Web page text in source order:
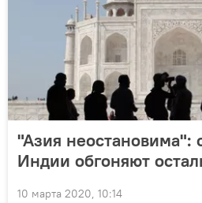
"Азия неостановима":
Индии обгоняют
10 марта 2020, 10:14